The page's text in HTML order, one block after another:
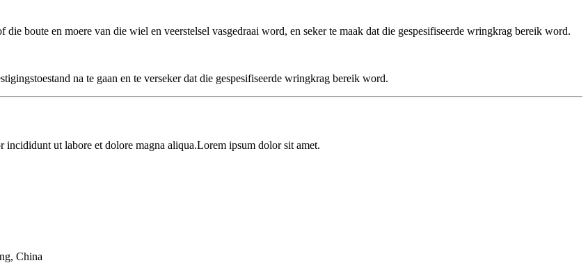
boute en moere van die wiel en veerstelsel vasgedraai word, en seker te maak dat die gespesifiseerde wringkrag bereik word.
na te gaan en te verseker dat die gespesifiseerde wringkrag bereik word.
ut labore et dolore magna aliqua.Lorem ipsum dolor sit amet.
China